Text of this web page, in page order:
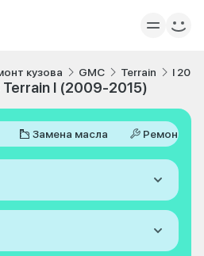
кузова GMC Terrain I
Terrain I (2009-2015)
Замена масла Ремонт